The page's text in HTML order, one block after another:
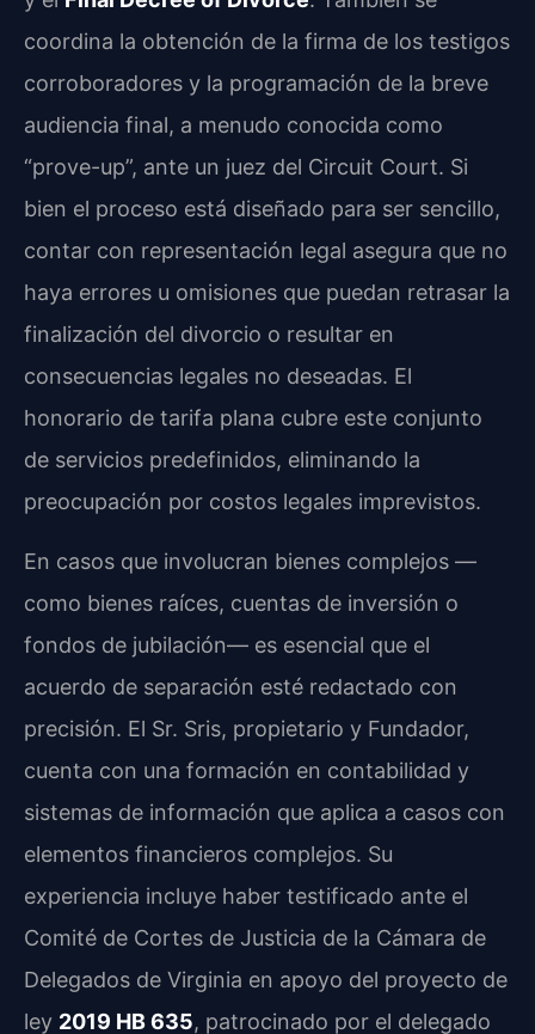
coordina la obtención de la firma de los testigos
corroboradores y la programación de la breve
audiencia final, a menudo conocida como
“prove-up”, ante un juez del Circuit Court. Si
bien el proceso está diseñado para ser sencillo,
contar con representación legal asegura que no
haya errores u omisiones que puedan retrasar la
finalización del divorcio o resultar en
consecuencias legales no deseadas. El
honorario de tarifa plana cubre este conjunto
de servicios predefinidos, eliminando la
preocupación por costos legales imprevistos.
En casos que involucran bienes complejos —
como bienes raíces, cuentas de inversión o
fondos de jubilación— es esencial que el
acuerdo de separación esté redactado con
precisión. El Sr. Sris, propietario y Fundador,
cuenta con una formación en contabilidad y
sistemas de información que aplica a casos con
elementos financieros complejos. Su
experiencia incluye haber testificado ante el
Comité de Cortes de Justicia de la Cámara de
Delegados de Virginia en apoyo del proyecto de
ley 2019 HB 635, patrocinado por el delegado